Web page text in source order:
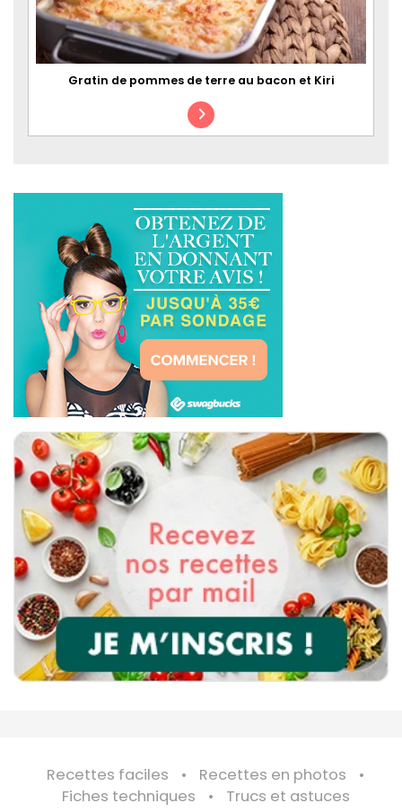
Gratin de pommes de terre au bacon et Kiri
Recettes faciles
Recettes en photos
Fiches techniques
Trucs et astuces